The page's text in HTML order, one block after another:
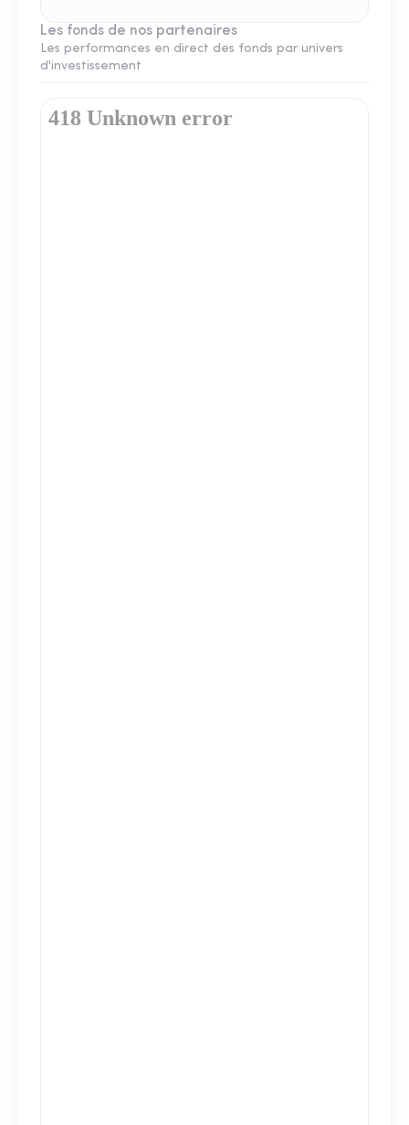
Les fonds de nos partenaires
Les performances en direct des fonds par univers
d'investissement